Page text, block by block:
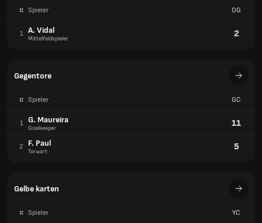
# Spieler OG
1 A. Vidal
Mittelfeldspieler 2
Gegentore
# Spieler GC
1 G. Maureira
Goalkeeper 11
2 F. Paul
Torwart 5
Gelbe karten
# Spieler YC